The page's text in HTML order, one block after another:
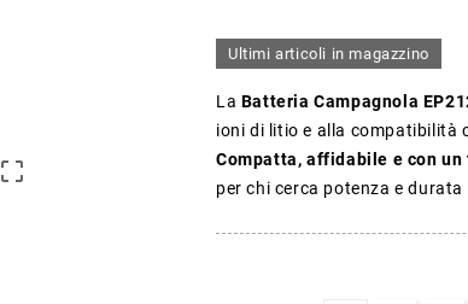

Ultimi articoli in magazzino
La Batteria Campagnola
ioni di litio e alla compatibilità
Compatta, affidabile e con
per chi cerca potenza e